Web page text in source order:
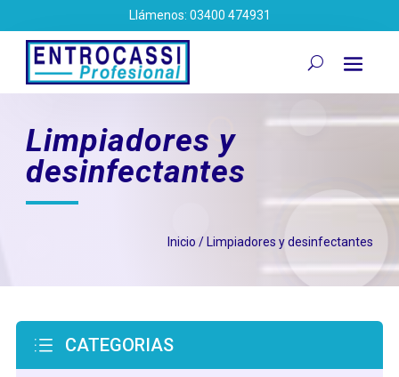
Llámenos: 03400 474931
Limpiadores y
desinfectantes
Inicio / Limpiadores y desinfectantes
d CATEGORIAS